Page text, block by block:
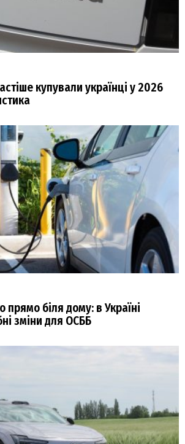
купували українці у 2026
прямо біля дому: в Україні
зміни для ОСББ